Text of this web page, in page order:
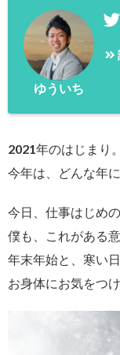
ゆういち
2021年のはじまり。
今年は、どんな年
今日、仕事はじめ
僕も、これがある
年末年始と、寒い
お身体にお気をつ